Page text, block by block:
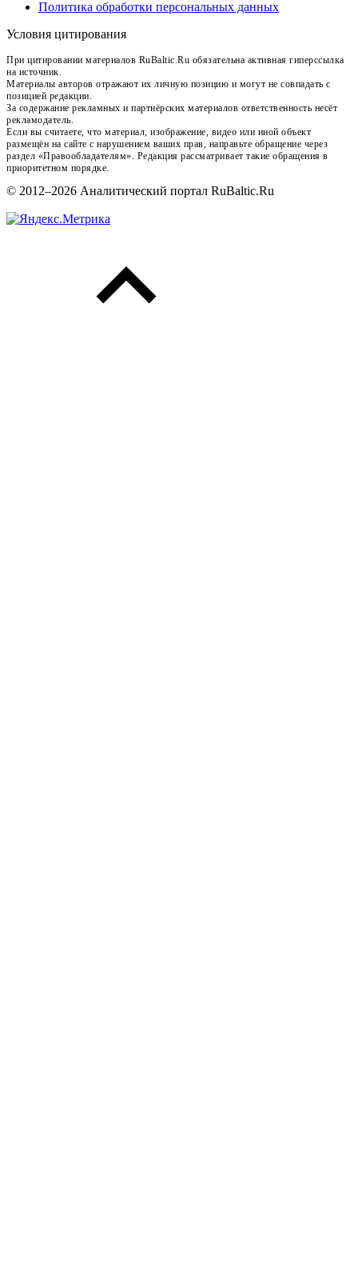
Политика обработки персональных данных
Условия цитирования
При цитировании материалов RuBaltic.Ru обязательна активная гиперссылка
на источник.
Материалы авторов отражают их личную позицию и могут не совпадать с
позицией редакции.
За содержание рекламных и партнёрских материалов ответственность несёт
рекламодатель.
Если вы считаете, что материал, изображение, видео или иной объект
размещён на сайте с нарушением ваших прав, направьте обращение через
раздел «Правообладателям». Редакция рассматривает такие обращения в
приоритетном порядке.
© 2012–2026 Аналитический портал RuBaltic.Ru